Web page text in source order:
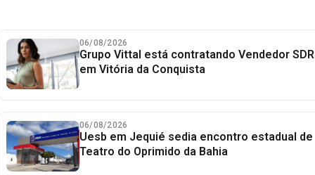
06/08/2026
Grupo Vittal está contratando Vendedor SDR
em Vitória da Conquista
06/08/2026
Uesb em Jequié sedia encontro estadual de
Teatro do Oprimido da Bahia